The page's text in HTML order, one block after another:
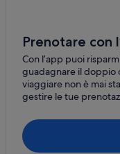
Caiyuan
Prenotare con
Con l’app puoi
guadagnare il doppio
viaggiare non è mai
gestire le tue